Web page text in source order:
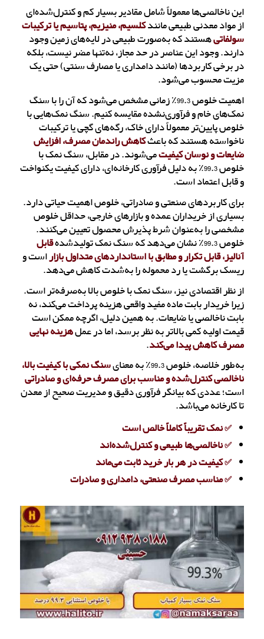
این ناخالصی‌ها معمولاً شامل مقادیر بسیار کم و کنترل‌شده‌ای
از مواد معدنی طبیعی مانندکلسیم، منیزیم، پتاسیم یا ترکیبات
سولفاتیهستند که به‌صورت طبیعی در لایه‌های زمین وجود
دارند. وجود این عناصر در حد مجاز، نه‌تنها مضر نیست، بلکه
در برخی کاربردها (مانند دامداری یا مصارف سنتی) حتی یک
مزیت محسوب می‌شود.
اهمیت خلوص 99.3٪ زمانی مشخص می‌شود که آن را با سنگ
نمک‌های خام و فرآوری‌نشده مقایسه کنیم. سنگ نمک‌هایی با
خلوص پایین‌تر معمولاً دارای خاک، رگه‌های گچی یا ترکیبات
ناخواسته هستند که باعثکاهش راندمان مصرف، افزایش
ضایعات و نوسان کیفیتمی‌شوند. در مقابل، سنگ نمک با
خلوص 99.3٪ به دلیل فرآوری کارخانه‌ای، دارای کیفیت یکنواخت
و قابل اعتماد است.
برای کاربردهای صنعتی و صادراتی، خلوص اهمیت حیاتی دارد.
بسیاری از خریداران عمده و بازارهای خارجی، حداقل خلوص
مشخصی را به‌عنوان شرط پذیرش محصول تعیین می‌کنند.
خلوص 99.3٪ نشان می‌دهد که سنگ نمک تولیدشده
قابل
آنالیز، قابل تکرار و مطابق با استانداردهای متداول بازاراست و
ریسک برگشت یا رد محموله را به‌شدت کاهش می‌دهد.
از نظر اقتصادی نیز، سنگ نمک با خلوص بالا به‌صرفه‌تر است.
زیرا خریدار بابت ماده مفید واقعی هزینه پرداخت می‌کند، نه
بابت ناخالصی یا ضایعات. به همین دلیل، اگرچه ممکن است
قیمت اولیه کمی بالاتر به نظر برسد، اما در عملهزینه نهایی
مصرف کاهش پیدا می‌کند.
به‌طور خلاصه، خلوص 99.3٪ به معنای
سنگ نمکی با کیفیت بالا،
ناخالصی کنترل‌شده و مناسب برای مصرف حرفه‌ای و صادراتی
است؛ عددی که بیانگر فرآوری دقیق و مدیریت صحیح از معدن
تا کارخانه می‌باشد.
✅ نمک تقریباً کاملاً خالص است
✅ ناخالصی‌ها طبیعی و کنترل‌شده‌اند
✅ کیفیت در هر بار خرید ثابت می‌ماند
✅ مناسب مصرف صنعتی، دامداری و صادرات